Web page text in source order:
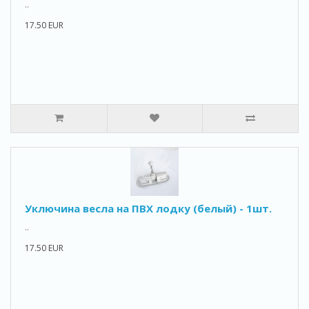
..
17.50 EUR
Уключина весла на ПВХ лодку (белый) - 1шт.
..
17.50 EUR